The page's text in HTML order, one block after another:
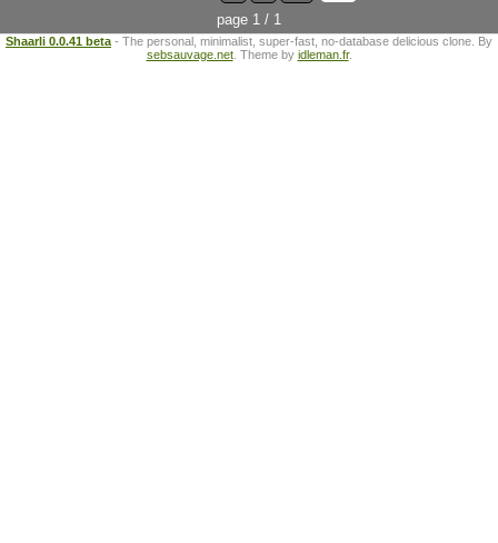
page 1 / 1
Shaarli 0.0.41 beta - The personal, minimalist, super-fast, no-database delicious clone. By
sebsauvage.net. Theme by idleman.fr.